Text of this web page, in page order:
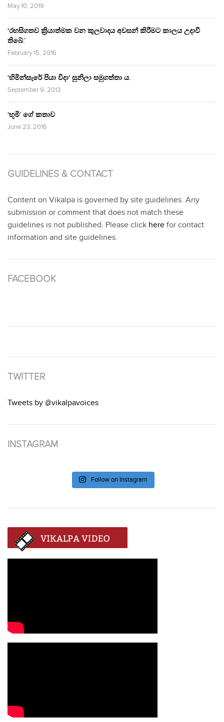
May 10, 2019
‘රහසිගතව ක්‍රියාත්මක වන කුලවාදය අවසන් කිරීමට කාලය උදාවී
තිබේ.’
February 15, 2016
‘හිමින්සැරේ පියා විදා‘ සුනිලා සමුගත්තා ය.
September 9, 2013
‘භූමි’ ගේ කතාව
June 23, 2016
GUIDELINES & CONTACT
Content on Vikalpa is governed by site guidelines. Any
submission or comment that does not match these
guidelines is not published. Please click here for contact
information and site guidelines.
FACEBOOK
TWITTER
Tweets by @vikalpavoices
INSTAGRAM
Follow on Instagram